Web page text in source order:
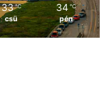
33 ℃
csü
34 ℃
pén